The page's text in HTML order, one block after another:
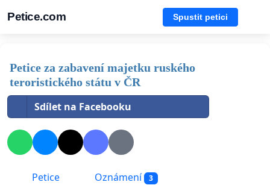
Petice.com Spustit petici
Petice za zabavení majetku ruského
teroristického státu v ČR
Sdílet na Facebooku
Petice Oznámení 3